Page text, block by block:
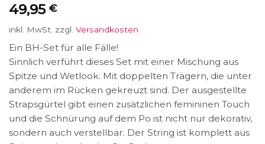
49,95 €
inkl. MwSt. zzgl. Versandkosten
Ein BH-Set für alle Fälle!
Sinnlich verführt dieses Set mit einer Mischung aus
Spitze und Wetlook. Mit doppelten Trägern, die unter
anderem im Rücken gekreuzt sind. Der ausgestellte
Strapsgürtel gibt einen zusätzlichen femininen Touch
und die Schnürung auf dem Po ist nicht nur dekorativ,
sondern auch verstellbar. Der String ist komplett aus